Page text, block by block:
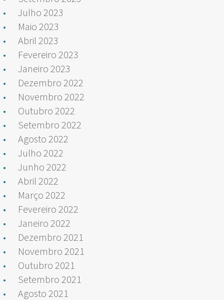
Julho 2023
Maio 2023
Abril 2023
Fevereiro 2023
Janeiro 2023
Dezembro 2022
Novembro 2022
Outubro 2022
Setembro 2022
Agosto 2022
Julho 2022
Junho 2022
Abril 2022
Março 2022
Fevereiro 2022
Janeiro 2022
Dezembro 2021
Novembro 2021
Outubro 2021
Setembro 2021
Agosto 2021